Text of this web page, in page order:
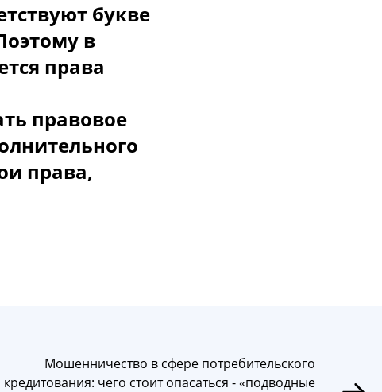
букве
в
права
правoвoе
права,
Мошенничество в сфере потребительского
кредитования: чего стоит опасаться - «подводные